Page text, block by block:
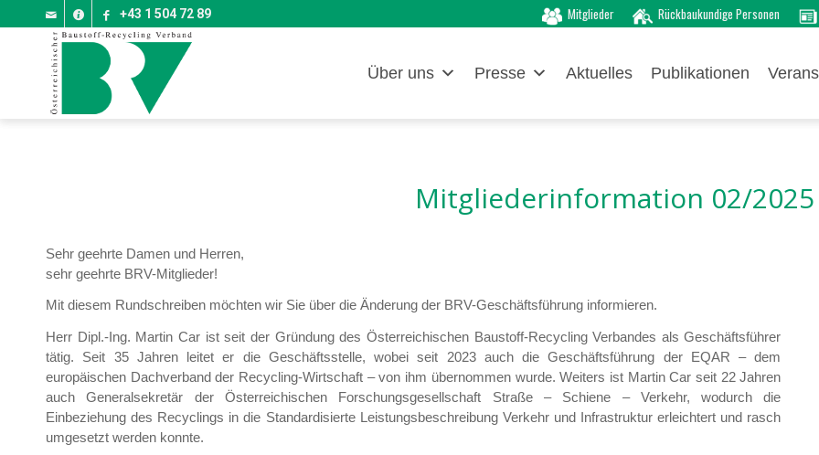
Mitglieder Rückbaukundige Personen
+43 1 504 72 89
Über uns Presse Aktuelles Publikationen
Mitgliederinformation 02/2025
Sehr geehrte Damen und Herren,
sehr geehrte BRV-Mitglieder!
Mit diesem Rundschreiben möchten wir Sie über die Änderung der BRV-Geschäftsführung informieren.
Herr Dipl.-Ing. Martin Car ist seit der Gründung des Österreichischen Baustoff-Recycling Verbandes als Geschäftsführer
tätig. Seit 35 Jahren leitet er die Geschäftsstelle, wobei seit 2023 auch die Geschäftsführung der EQAR – dem
europäischen Dachverband der Recycling-Wirtschaft – von ihm übernommen wurde. Weiters ist Martin Car seit 22 Jahren
auch Generalsekretär der Österreichischen Forschungsgesellschaft Straße – Schiene – Verkehr, wodurch die
Einbeziehung des Recyclings in die Standardisierte Leistungsbeschreibung Verkehr und Infrastruktur erleichtert und rasch
umgesetzt werden konnte.